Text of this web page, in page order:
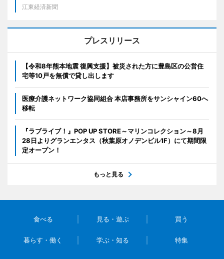
江東経済新聞
プレスリリース
【令和8年熊本地震 復興支援】被災された方に豊島区の公営住
宅等10戸を無償で貸し出します
医療介護ネットワーク協同組合 本店事務所をサンシャイン60へ
移転
『ラブライブ！』POP UP STORE～マリンコレクション～8月
28日よりグランエンタス（秋葉原オノデンビル1F）にて期間限
定オープン！
もっと見る
食べる 見る・遊ぶ 買う
暮らす・働く 学ぶ・知る 特集